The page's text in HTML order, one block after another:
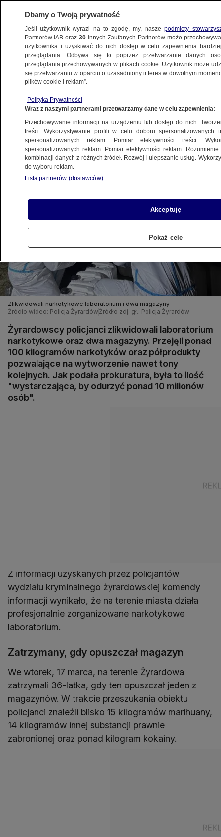
WARSZAWA
OKOLICE
milionów osób"
25.03.2026, 05:58
Posłuchaj artykułu
Czyta lektor AI
Zlikwidowali narkotykowe laboratorium i dwa magazyny
Źródło wideo: Policja Żyrardów Źródło zdj. gł.: Policja Żyrardów
Żyrardowscy policjanci zlikwidowali laboratorium
narkotykowe oraz dwa magazyny. Przejęli ponad
100 kilogramów narkotyków oraz półprodukty
pozwalające na wytworzenie nawet tony
kolejnych. Jak podała prokuratura, była to ilość
"wystarczająca, by odurzyć ponad 10 milionów
osób".
Z informacji uzyskanych przez policjantów
wydziału kryminalnego żyrardowskiej komendy
informacji wynikało, że na terenie miasta działa
profesjonalnie zorganizowane narkotykowe
laboratorium.
Zatrzymany, gdy opuszczał magazyn
We wtorek, 17 marca, na terenie Żyrardowa
zatrzymali 36-latka, gdy ten opuszczał jeden z
magazynów. W trakcie przeszukania obiektu
policjanci znaleźli blisko 15 kilogramów marihuany,
14 kilogramów innej substancji prawnie
zabronionej oraz ponad kilogram kokainy.
Dbamy o Twoją prywatność
Jeśli użytkownik wyrazi na to zgodę, my, naszepodmioty
Partnerów IAB oraz30 innych Zaufanych Partnerów może
użytkownika i uzyskiwać do nich dostęp w celu zapewnienia
przeglądania. Odbywa się to poprzez przetwarzanie danych
przeglądania przechowywanych w plikach cookie. Użytkownik może
się przetwarzaniu w oparciu o uzasadniony interes w dowolnym
plików cookie i reklam”.
Polityka Prywatności
Wraz z naszymi partnerami przetwarzamy dane w celu zapewnienia:
Przechowywanie informacji na urządzeniu lub dostęp do nich.
treści. Wykorzystywanie profili w celu doboru spersonalizowanych
spersonalizowanych reklam. Pomiar efektywności treści.
spersonalizowanych reklam. Pomiar efektywności reklam.
kombinacji danych z różnych źródeł. Rozwój i ulepszanie usług.
do wyboru reklam.
Lista partnerów (dostawców)
Akceptuję
Pokaż cele